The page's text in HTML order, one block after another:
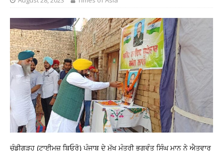
ਚੰਡੀਗੜ੍ਹ (ਟਾਈਮਜ਼ ਬਿਓਰੋ) ਪੰਜਾਬ ਦੇ ਮੁੱਖ ਮੰਤਰੀ ਭਗਵੰਤ ਸਿੰਘ ਮਾਨ ਨੇ ਐਤਵਾਰ